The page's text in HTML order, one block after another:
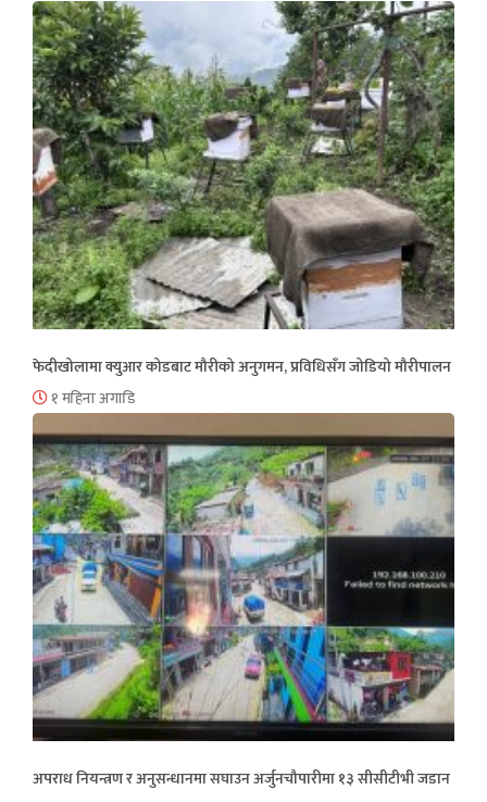
फेदीखोलामा क्युआर कोडबाट मौरीको अनुगमन, प्रविधिसँग जोडियो मौरीपालन
१ महिना अगाडि
अपराध नियन्त्रण र अनुसन्धानमा सघाउन अर्जुनचौपारीमा १३ सीसीटीभी जडान